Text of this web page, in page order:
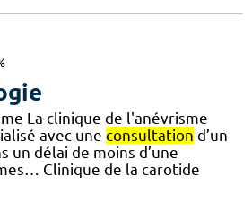
La clinique de l'anévrisme
avec une consultation d’un
un délai de moins d’une
Clinique de la carotide